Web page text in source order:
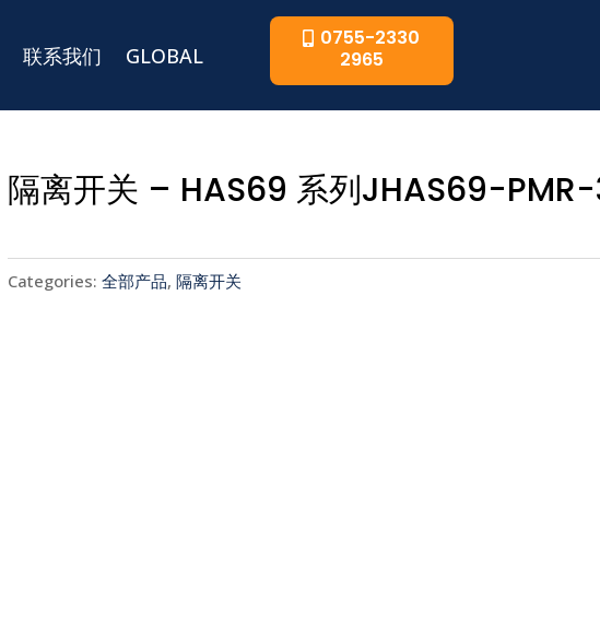
联系我们 GLOBAL
0755-2330
2965
隔离开关 – HAS69 系列JHAS69-
Categories: 全部产品, 隔离开关